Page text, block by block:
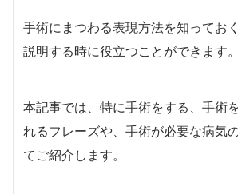
手術にまつわる表現方法を知ってお
説明する時に役立つことができます。
本記事では、特に手術をする、手術
れるフレーズや、手術が必要な病気
てご紹介します。